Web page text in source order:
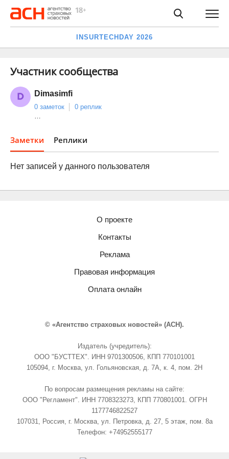
INSURTECHDAY 2026
Участник сообщества
Dimasimfi
0 заметок
0 реплик
…
Заметки Реплики
Нет записей у данного пользователя
О проекте
Контакты
Реклама
Правовая информация
Оплата онлайн
© «Агентство страховых новостей» (АСН).
Издатель (учредитель):
ООО "БУСТТЕХ". ИНН 9701300506, КПП 770101001
105094, г. Москва, ул. Гольяновская, д. 7А, к. 4, пом. 2Н
По вопросам размещения рекламы на сайте:
ООО "Регламент". ИНН 7708323273, КПП 770801001. ОГРН
1177746822527
107031, Россия, г. Москва, ул. Петровка, д. 27, 5 этаж, пом. 8а
Телефон: +74952555177